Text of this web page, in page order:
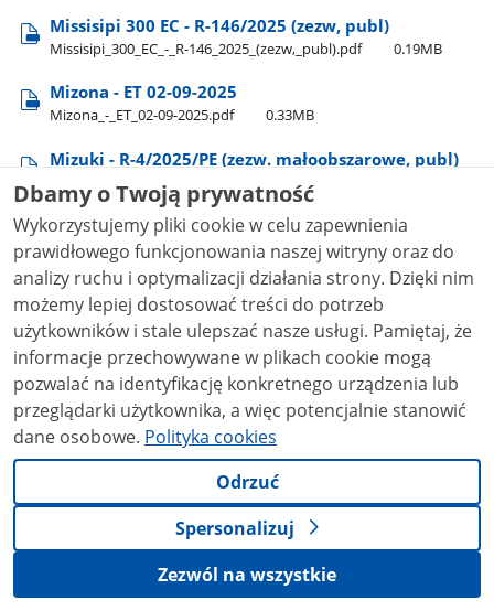
Missisipi 300 EC - R-146/2025 (zezw, publ)
Missisipi​_300​_EC​_-​_R-146​_2025​_(zezw,​_publ).pdf 0.19MB
Mizona - ET 02-09-2025
Mizona​_-​_ET​_02-09-2025.pdf 0.33MB
Mizuki - R-4/2025/PE (zezw. małoobszarowe, publ)
Mizuki​_-​_R-4​_2025​_PE​_(zezw​_małoobszarowe,​_publ).pdf
0.16MB
Mizuki - R-86/2024 (zezw, publ)
Mizuki​_-​_R-86​_2024​_(zezw,​_publ).pdf 0.22MB
Mizuki - R-353/2025d (dec, publ)
Mizuki​_-​_R-353​_2025d​_(dec,​_publ).pdf 0.16MB
Mizuki - R-882/2025d (dec, publ)
Mizuki​_-​_R-882​_2025d​_(dec,​_publ).pdf 0.17MB
Mlecz zast.nieprof - ET 02-09-2025
Mlecz​_zastnieprof​_-​_ET​_02-09-2025.pdf
Mlecz zast.prof -ET 02-09-2025
Mlecz​_zastprof​_-ET​_02-09-2025.pdf 0.34MB
Mniszek 02 GR - nawóz z odchwaszczaczem do
trawnika - ET 12-12-2023
Dbamy o Twoją prywatność
Wykorzystujemy pliki cookie w celu zapewnienia
prawidłowego funkcjonowania naszej witryny oraz do
analizy ruchu i optymalizacji działania strony. Dzięki nim
możemy lepiej dostosować treści do potrzeb
użytkowników i stale ulepszać nasze usługi. Pamiętaj, że
informacje przechowywane w plikach cookie mogą
pozwalać na identyfikację konkretnego urządzenia lub
przeglądarki użytkownika, a więc potencjalnie stanowić
dane osobowe. Polityka cookies
Odrzuć
Spersonalizuj
Zezwól na wszystkie